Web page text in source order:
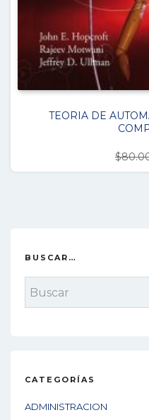
TEORIA DE
$
BUSCAR…
CATEGORÍAS
ADMINISTRACION